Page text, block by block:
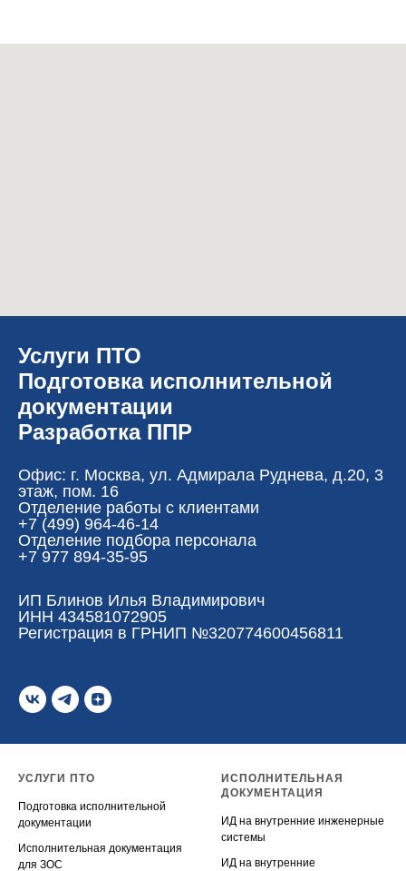
Услуги ПТО
Подготовка исполнительной
документации
Разработка ППР
Офис: г. Москва, ул. Адмирала Руднева, д.20, 3
этаж, пом. 16
Отделение работы с клиентами
+7 (499) 964-46-14‬
Отделение подбора персонала
+7 977 894-35-95
ИП Блинов Илья Владимирович
ИНН 434581072905
Регистрация в ГРНИП №320774600456811
УСЛУГИ ПТО
Подготовка исполнительной
документации
Исполнительная документация
для ЗОС
ИСПОЛНИТЕЛЬНАЯ
ДОКУМЕНТАЦИЯ
ИД на внутренние инженерные
системы
ИД на внутренние